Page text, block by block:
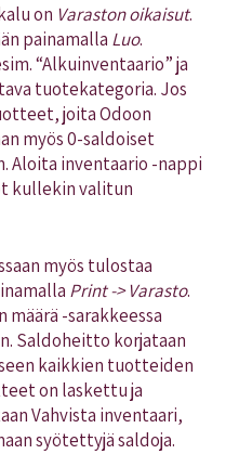
on Varaston oikaisut.
painamalla Luo.
“Alkuinventaario” ja
tuotekategoria. Jos
joita Odoon
myös 0-saldoiset
Aloita inventaario -nappi
kullekin valitun
myös tulostaa
Print -> Varasto.
-sarakkeessa
Saldoheitto korjataan
kaikkien tuotteiden
on laskettu ja
Vahvista inventaari,
syötettyjä saldoja.